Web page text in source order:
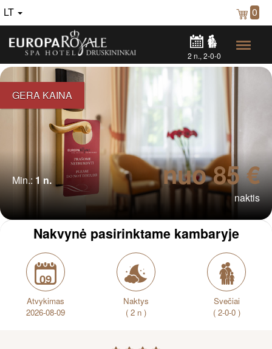
LT 0
2 n., 2-0-0
GERA KAINA
Min.: 1 n. nuo 85 €
naktis
Nakvynė pasirinktame kambaryje
09
Atvykimas
2026-08-09
Naktys
( 2 n )
Svečiai
( 2-0-0 )